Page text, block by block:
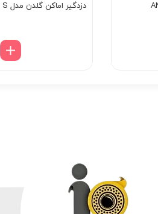
دزدگیر اماکن گلدن مدل AN 808 S